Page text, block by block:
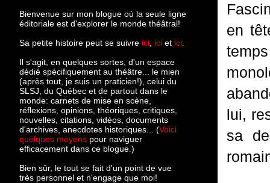
en
lui,
sa
Bienvenue sur mon blogue où la seule ligne
éditoriale est d'explorer le monde théâtral!
Sa petite histoire peut se suivre ici ici et ici
Il s'agit, en quelques sortes, d'un espace
dédié spécifiquement au théâtre... le mien
(après tout, je suis un praticien!), celui du
SLSJ, du Québec et de partout dans le
monde: carnets de mise en scène,
réflexions, opinions, théoriques, critiques,
nouvelles, citations, vidéos, documents
d'archives, anecdotes historiques... (Voici
quelques moyens pour naviguer
efficacement dans ce blogue.)
Bien sûr, le tout se fait d'un point de vue
très personnel et n'engage que moi!